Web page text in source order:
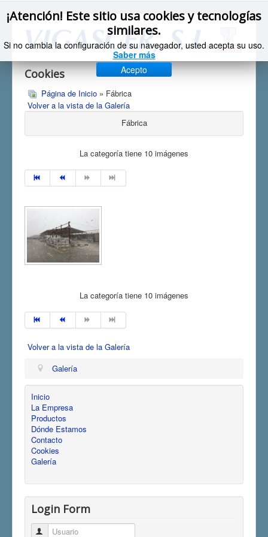
Cookies
¡Atención! Este sitio usa cookies y tecnologías
similares.
Si no cambia la configuración de su navegador, usted acepta su uso.
Saber más
Acepto
Página de Inicio » Fábrica
Volver a la vista de la Galería
Fábrica
La categoría tiene 10 imágenes
La categoría tiene 10 imágenes
Volver a la vista de la Galería
Galería
Inicio
La Empresa
Productos
Dónde Estamos
Contacto
Cookies
Galería
Login Form
Usuario